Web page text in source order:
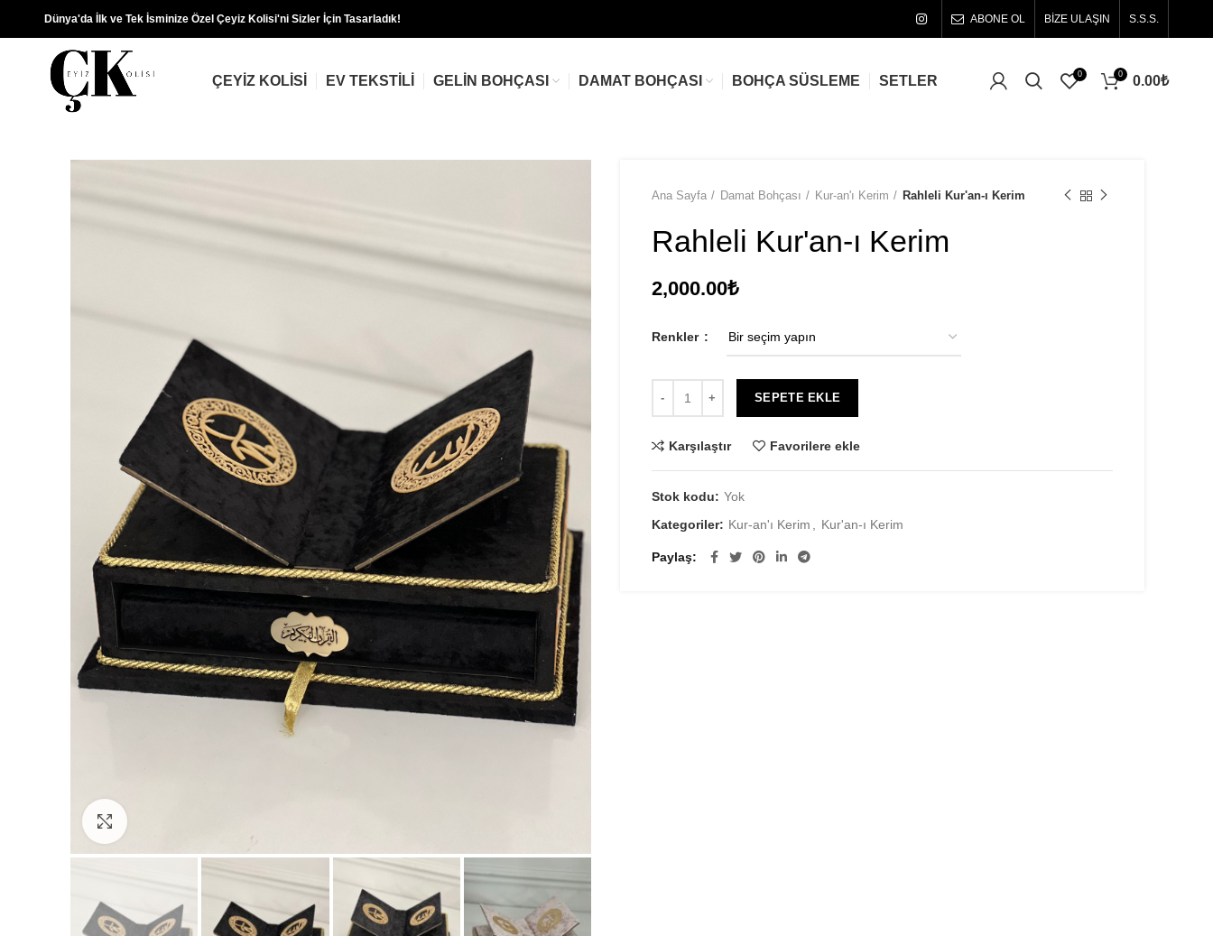
Dünya'da İlk ve Tek İsminize Özel Çeyiz Kolisi'ni Sizler İçin Tasarladık! ABONE OL BİZE ULAŞIN S.S.S.
ÇEYIZ KOLISI EV TEKSTILI GELIN BOHÇASI DAMAT BOHÇASI BOHÇA SÜSLEME SETLER 0 0 0.00₺
Ana Sayfa Damat Bohçası Kur-an'ı Kerim Rahleli Kur'an-ı Kerim
Rahleli Kur'an-ı Kerim
2,000.00₺
Renkler
SEPETE EKLE
Karşılaştır Favorilere ekle
Stok kodu: Yok
Kategoriler: Kur-an'ı Kerim Kur'an-ı Kerim
Paylaş